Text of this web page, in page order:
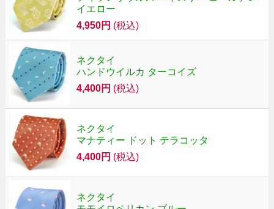
イエロー
4,950円 (税込)
ネクタイ
ハンドウイルカ ターコイズ
4,400円 (税込)
ネクタイ
マナティー ドット テラコッタ
4,400円 (税込)
ネクタイ